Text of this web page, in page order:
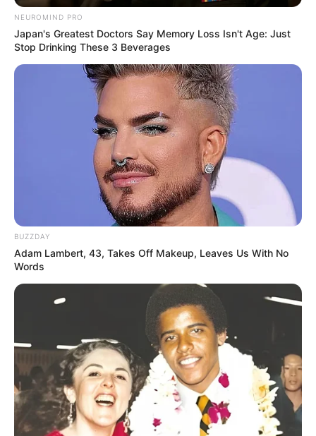
(foto: instagram/taskyanamya)
2. Menghadiri Indonesian Box Office Movie Award
NEUROMIND PRO
Japan's Greatest Doctors Say Memory Loss Isn't Age: Just
Stop Drinking These 3 Beverages
BUZZDAY
Adam Lambert, 43, Takes Off Makeup, Leaves Us With No
Words